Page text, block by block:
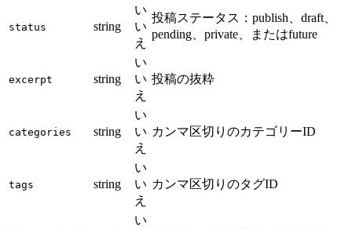
status string
い
い
え
投稿ステータス：publish、draft、
pending、private、またはfuture
excerpt string
い
い
え
投稿の抜粋
categories string
い
い
え
カンマ区切りのカテゴリーID
tags string
い
い
え
カンマ区切りのタグID
い